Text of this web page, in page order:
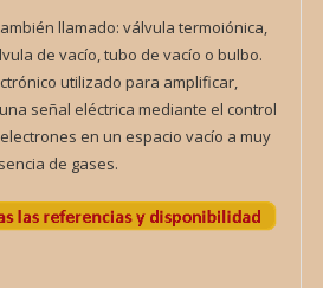
llamado: válvula termoiónica,
de vacío, tubo de vacío o bulbo.
utilizado para amplificar,
señal eléctrica mediante el control
en un espacio vacío a muy
de gases.